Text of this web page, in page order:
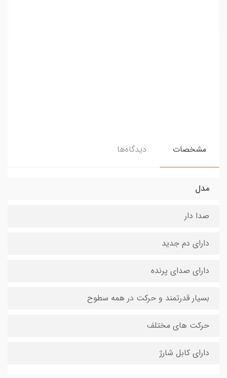
مشخصات دیدگاه‌ها
مدل
صدا دار
دارای دم جدید
دارای صدای پرنده
بسیار قدرتمند و حرکت در همه سطوح
حرکت های مختلف
دارای کابل شارژ